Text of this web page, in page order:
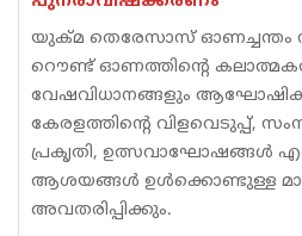
യുക്മ തെരേസാസ് ഓണച്ചന്തം
റൌണ്ട് ഓണത്തിന്റെ
വേഷവിധാനങ്ങളും
കേരളത്തിന്റെ വിളവെടുപ്പ്,
പ്രകൃതി, ഉത്സവാഘോഷങ്ങൾ
ആശയങ്ങൾ ഉൾക്കൊണ്ടുള്ള
അവതരിപ്പിക്കും.